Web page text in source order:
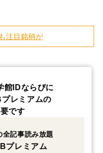
注目銘柄が
館IDならびに
レミアムの
です
全記事読み放題
プレミアム